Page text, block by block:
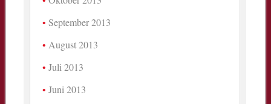
September 2013
August 2013
Juli 2013
Juni 2013